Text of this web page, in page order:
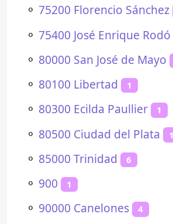
⚬ 75200 Florencio Sánchez
⚬ 75400 José Enrique Rodó
⚬ 80000 San José de Mayo
⚬ 80100 Libertad 1
⚬ 80300 Ecilda Paullier 1
⚬ 80500 Ciudad del Plata 1
⚬ 85000 Trinidad 6
⚬ 900 1
⚬ 90000 Canelones 4